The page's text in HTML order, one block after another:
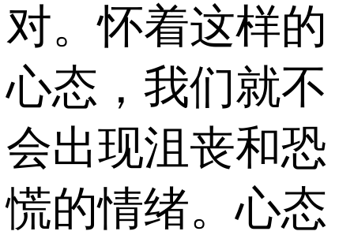
对。怀着这样的
心态，我们就不
会出现沮丧和恐
慌的情绪。心态